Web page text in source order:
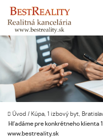
Úvod / Kúpa, 1 izbový byt,
Hľadáme pre konkrétneho klienta
www.bestreality.sk